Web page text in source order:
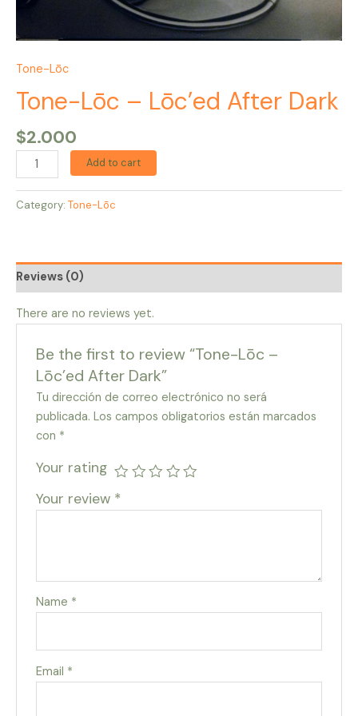
Tone-Lōc
Tone-Lōc – Lōc’ed After Dark
$2.000
Add to cart
Category: Tone-Lōc
Reviews (0)
There are no reviews yet.
Be the first to review “Tone-Lōc –
Lōc’ed After Dark”
Tu dirección de correo electrónico no será
publicada. Los campos obligatorios están marcados
con *
Your rating
Your review *
Name *
Email *